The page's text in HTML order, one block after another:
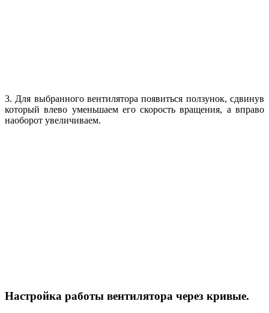
3. Для выбранного вентилятора появиться ползунок, сдвинув
который влево уменьшаем его скорость вращения, а вправо
наоборот увеличиваем.
Настройка работы вентилятора через кривые.